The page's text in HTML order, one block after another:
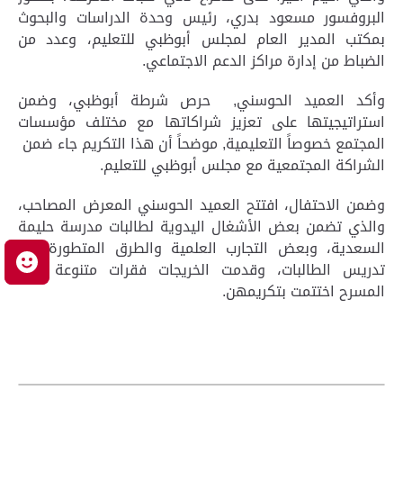
البروفسور مسعود بدري، رئيس وحدة الدراسات والبحوث
بمكتب المدير العام لمجلس أبوظبي للتعليم، وعدد من
الضباط من إدارة مراكز الدعم الاجتماعي.
وأكد العميد الحوسني, حرص شرطة أبوظبي، وضمن
استراتيجيتها على تعزيز شراكاتها مع مختلف مؤسسات
المجتمع خصوصاً التعليمية, موضحاً أن هذا التكريم جاء ضمن
الشراكة المجتمعية مع مجلس أبوظبي للتعليم.
وضمن الاحتفال، افتتح العميد الحوسني المعرض المصاحب،
والذي تضمن بعض الأشغال اليدوية لطالبات مدرسة حليمة
السعدية، وبعض التجارب العلمية والطرق المتطورة في
تدريس الطالبات، وقدمت الخريجات فقرات متنوعة على
المسرح اختتمت بتكريمهن.